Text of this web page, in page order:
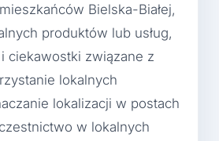
Bielska-Białej,
produktów lub usług,
ciekawostki związane z
lokalnych
lokalizacji w postach
w lokalnych